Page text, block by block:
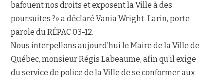
bafouent nos droits et exposent la Ville à des
poursuites ?» a déclaré Vania Wright-Larin, porte-
parole du RÉPAC 03-12.
Nous interpellons aujourd’hui le Maire de la Ville de
Québec, monsieur Régis Labeaume, afin qu’il exige
du service de police de la Ville de se conformer aux